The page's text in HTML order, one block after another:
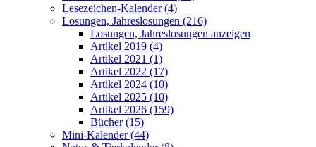
Lesezeichen-Kalender (4)
Losungen, Jahreslosungen (216)
Losungen, Jahreslosungen anzeigen
Artikel 2019 (4)
Artikel 2021 (1)
Artikel 2022 (17)
Artikel 2024 (10)
Artikel 2025 (10)
Artikel 2026 (159)
Bücher (15)
Mini-Kalender (44)